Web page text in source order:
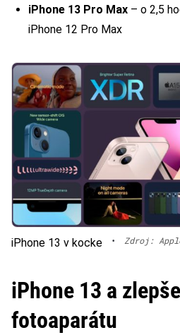
iPhone 13 Pro Max – o 2,5
iPhone 12 Pro Max
iPhone 13 v kocke • Zdroj:
iPhone 13 a
fotoaparátu